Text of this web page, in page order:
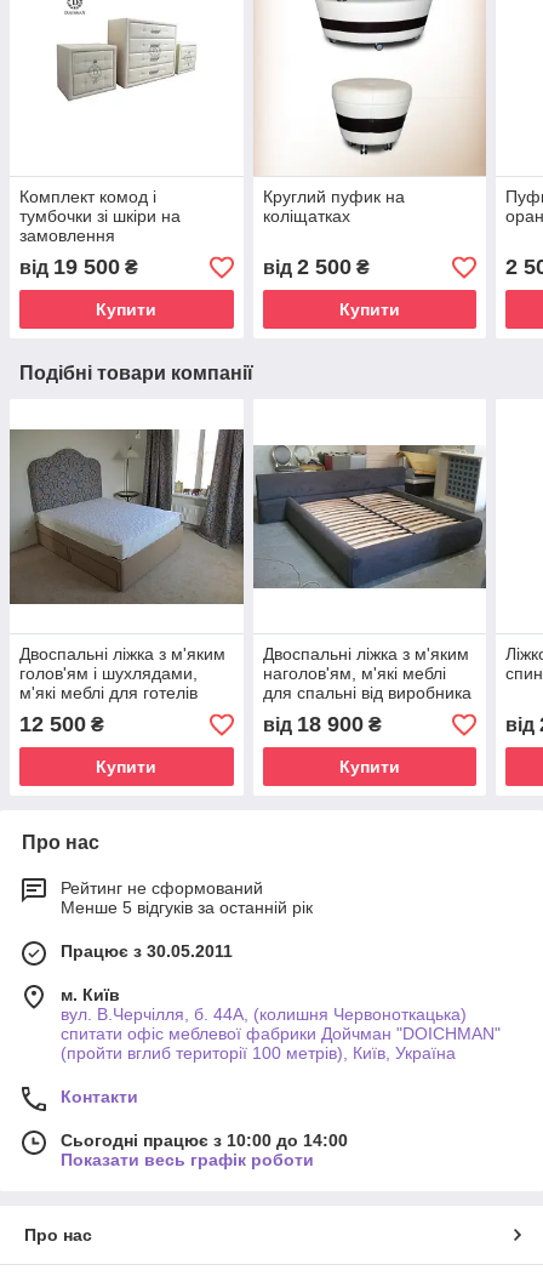
Комплект комод і
тумбочки зі шкіри на
замовлення
від 19 500 ₴
Купити
Круглий пуфик на
коліщатках
від 2 500₴
Купити
2
Подібні товари компанії
Двоспальні ліжка з м'яким
голов'ям і шухлядами,
м'які меблі для готелів
12 500 ₴
Купити
Двоспальні ліжка з м'яким
наголов'ям, м'які меблі
для спальні від виробника
від 18 900₴
Купити
від
Про нас
Рейтинг не сформований
Менше 5 відгуків за останній рік
Працює з 30.05.2011
м. Київ
вул. В.Черчілля, б. 44А, (колишня Червоноткацька)
спитати офіс меблевої фабрики Дойчман "DOICHMAN"
(пройти вглиб території 100 метрів), Київ, Україна
Контакти
Сьогодні працює з 10:00 до 14:00
Показати весь графік роботи
Про нас